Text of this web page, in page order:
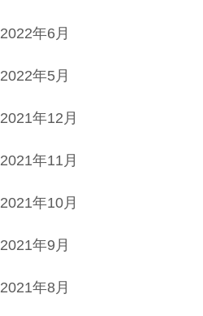
2022年6月
2022年5月
2021年12月
2021年11月
2021年10月
2021年9月
2021年8月